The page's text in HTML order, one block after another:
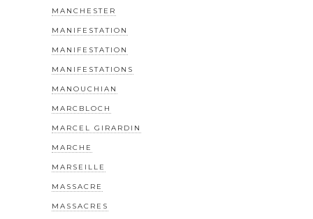
MANCHESTER
MANIFESTATION
MANIFESTATION
MANIFESTATIONS
MANOUCHIAN
MARCBLOCH
MARCEL GIRARDIN
MARCHE
MARSEILLE
MASSACRE
MASSACRES